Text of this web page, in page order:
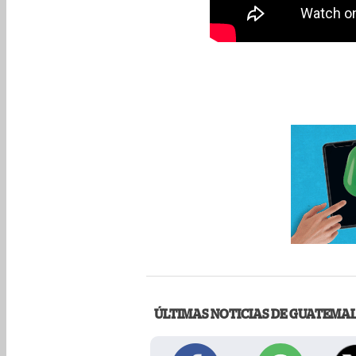
ÚLTIMAS NOTICIAS DE